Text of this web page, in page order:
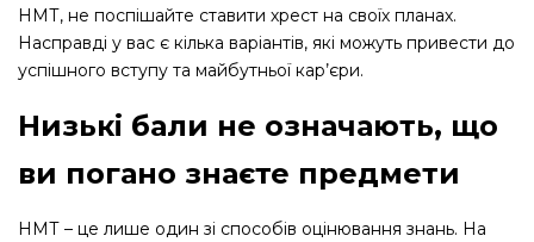
НМТ, не поспішайте ставити хрест на своїх планах.
Насправді у вас є кілька варіантів, які можуть привести до
успішного вступу та майбутньої кар’єри.
Низькі бали не означають, що
ви погано знаєте предмети
НМТ – це лише один зі способів оцінювання знань. На